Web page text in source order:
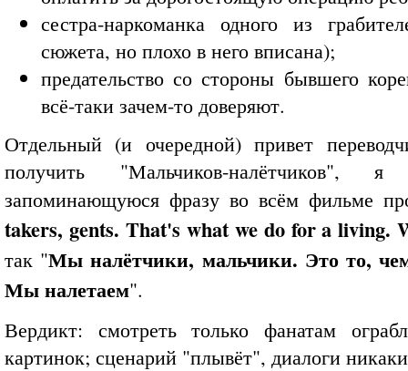
сестра-наркоманка одного из
сюжета, но плохо в него вписана);
предательство со стороны бывшего
всё-таки зачем-то доверяют.
Отдельный (и очередной) привет
получить "Мальчиков-
запоминающуюся фразу во всём фильме
takers, gents. That's what we do for a living.
так "Мы налётчики, мальчики. Это то,
Мы налетаем".
Вердикт: смотреть только фанатам
картинок; сценарий "плывёт", диалоги